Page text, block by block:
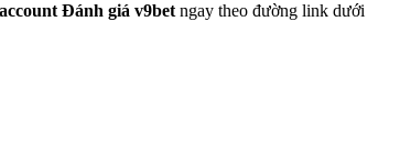
Đánh giá v9bet ngay theo đường link dưới